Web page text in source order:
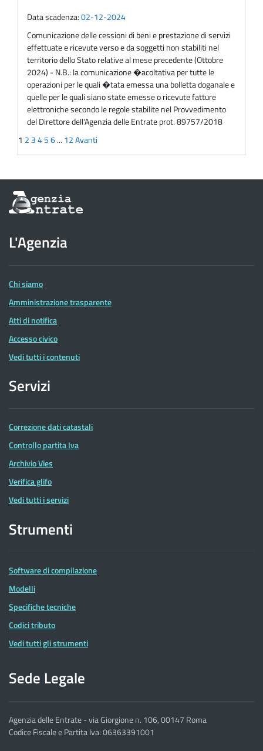
Data scadenza:02-12-2024
Comunicazione delle cessioni di beni e prestazione di servizi
effettuate e ricevute verso e da soggetti non stabiliti nel
territorio dello Stato relative al mese precedente (Ottobre
2024) - N.B.: la comunicazione �acoltativa per tutte le
operazioni per le quali �tata emessa una bolletta doganale e
quelle per le quali siano state emesse o ricevute fatture
elettroniche secondo le regole stabilite nel Provvedimento
del Direttore dell'Agenzia delle Entrate prot. 89757/2018
1 2 3456... 12Avanti
Informazioni
sul
dell'Agenzia
delle
Entrate
L'Agenzia
Chi siamo
Amministrazione trasparente
Atti di notifica
Accesso civico
Vedi tutti i contenuti
Servizi
Correzione dati catastali
Controllo partita Iva
Archivio Vies
Verifica glifo
Vedi tutti i servizi
Strumenti
Software di compilazione
Modelli
Specifiche tecniche
Codici tributo
Vedi tutti gli strumenti
Sede Legale
Agenzia delle Entrate - via Giorgione n. 106, 00147 Roma
Codice Fiscale e Partita Iva: 06363391001